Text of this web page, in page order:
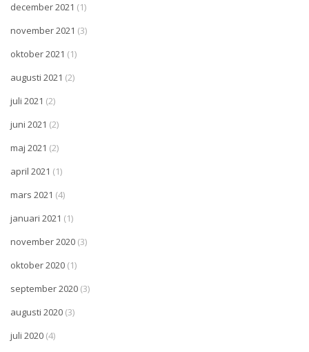
december 2021 (1)
november 2021 (3)
oktober 2021 (1)
augusti 2021 (2)
juli 2021 (2)
juni 2021 (2)
maj 2021 (2)
april 2021 (1)
mars 2021 (4)
januari 2021 (1)
november 2020 (3)
oktober 2020 (1)
september 2020 (3)
augusti 2020 (3)
juli 2020 (4)